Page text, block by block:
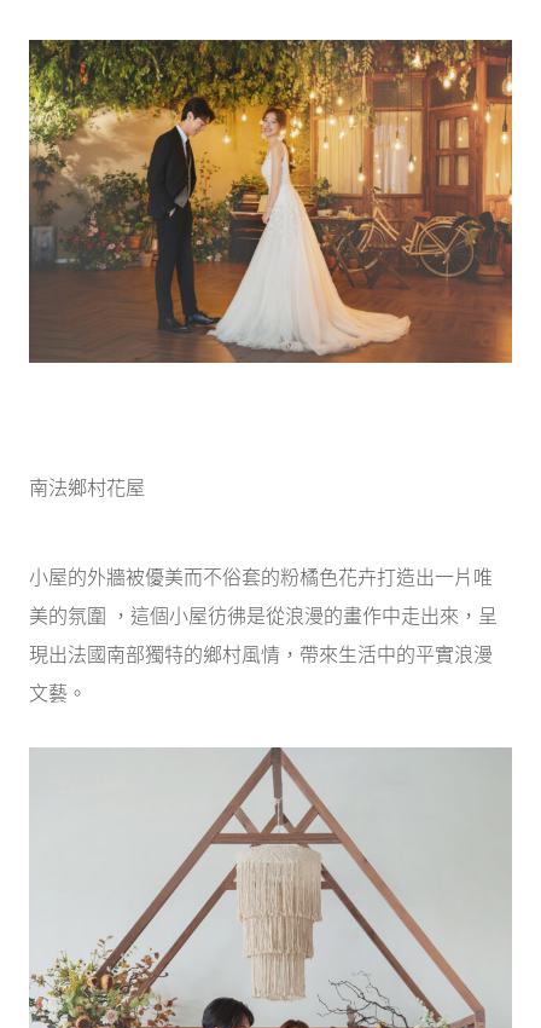
南法鄉村花屋
小屋的外牆被優美而不俗套的粉橘色花卉打造出一片唯
美的氛圍 ，這個小屋彷彿是從浪漫的畫作中走出來，呈
現出法國南部獨特的鄉村風情，帶來生活中的平實浪漫
文藝。